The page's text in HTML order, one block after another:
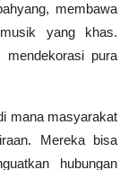
membawa
yang khas.
pura
mana masyarakat
Mereka bisa
hubungan